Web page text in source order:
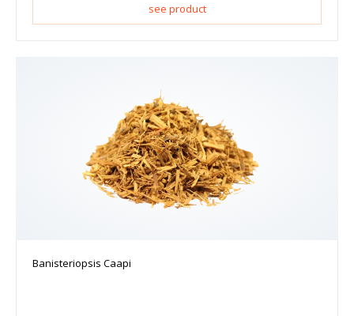
see product
Banisteriopsis Caapi